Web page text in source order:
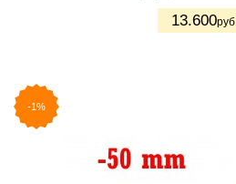
13.600руб.
-1%